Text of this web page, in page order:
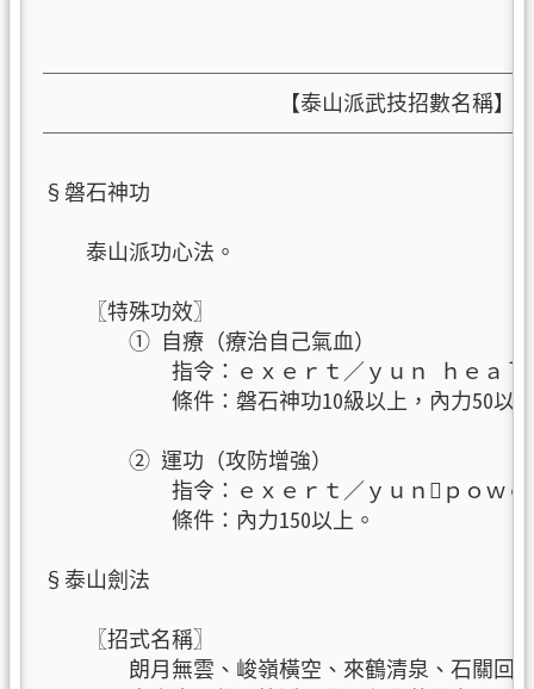
                      【泰山派武技招數名稱】
§磐石神功
    泰山派功心法。
    〖特殊功效〗
        ① 自療（療治自己氣血）
            指令：ｅｘｅｒｔ／ｙｕｎ ｈｅａｌ
條件：磐石神功10級以上，內力50以
        ② 運功（攻防增強）
指令：ｅｘｅｒｔ／ｙｕｎｐｏｗ
            條件：內力150以上。
§泰山劍法
    〖招式名稱〗
朗月無雲、峻嶺橫空、來鶴清泉、石關回